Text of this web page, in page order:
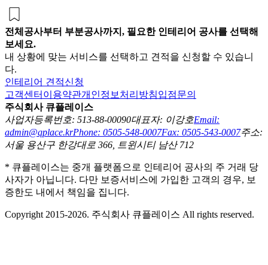
전체공사부터 부분공사까지, 필요한 인테리어 공사를 선택해
보세요.
내 상황에 맞는 서비스를 선택하고 견적을 신청할 수 있습니
다.
인테리어 견적신청
고객센터 이용약관개인정보처리방침입점문의
주식회사 큐플레이스
사업자등록번호: 513-88-00090대표자: 이강호Email:
admin@qplace.krPhone: 0505-548-0007Fax: 0505-543-0007주소:
서울 용산구 한강대로 366, 트윈시티 남산 712
* 큐플레이스는 중개 플랫폼으로 인테리어 공사의 주 거래 당
사자가 아닙니다. 다만 보증서비스에 가입한 고객의 경우, 보
증한도 내에서 책임을 집니다.
Copyright 2015-2026. 주식회사 큐플레이스 All rights reserved.